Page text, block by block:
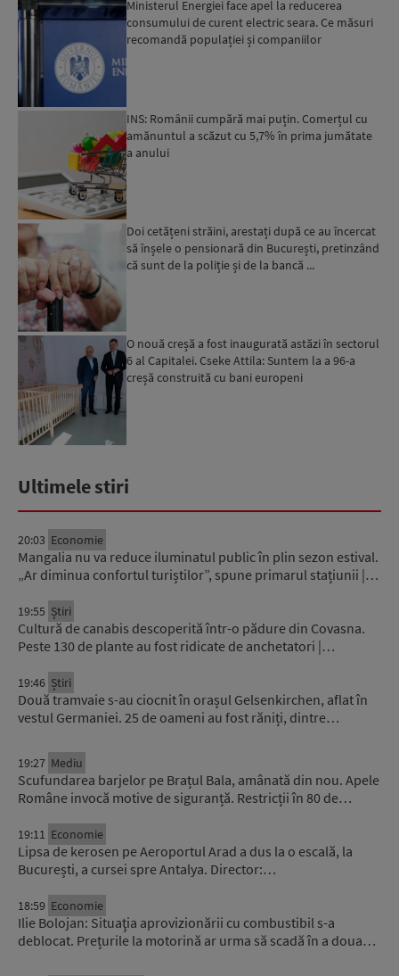
Ministerul Energiei face apel la reducerea
consumului de curent electric seara. Ce măsuri
recomandă populației și companiilor
INS: Românii cumpără mai puțin. Comerțul cu
amănuntul a scăzut cu 5,7% în prima jumătate
a anului
Doi cetățeni străini, arestați după ce au încercat
să înșele o pensionară din București, pretinzând
că sunt de la poliție și de la bancă ...
O nouă creșă a fost inaugurată astăzi în sectorul
6 al Capitalei. Cseke Attila: Suntem la a 96-a
creșă construită cu bani europeni
Ultimele stiri
20:03 Economie
Mangalia nu va reduce iluminatul public în plin sezon estival.
„Ar diminua confortul turiștilor”, spune primarul stațiunii |…
19:55 Știri
Cultură de canabis descoperită într-o pădure din Covasna.
Peste 130 de plante au fost ridicate de anchetatori |…
19:46 Știri
Două tramvaie s-au ciocnit în orașul Gelsenkirchen, aflat în
vestul Germaniei. 25 de oameni au fost răniți, dintre…
19:27 Mediu
Scufundarea barjelor pe Brațul Bala, amânată din nou. Apele
Române invocă motive de siguranță. Restricții în 80 de…
19:11 Economie
Lipsa de kerosen pe Aeroportul Arad a dus la o escală, la
București, a cursei spre Antalya. Director:…
18:59 Economie
Ilie Bolojan: Situaţia aprovizionării cu combustibil s-a
deblocat. Prețurile la motorină ar urma să scadă în a doua…